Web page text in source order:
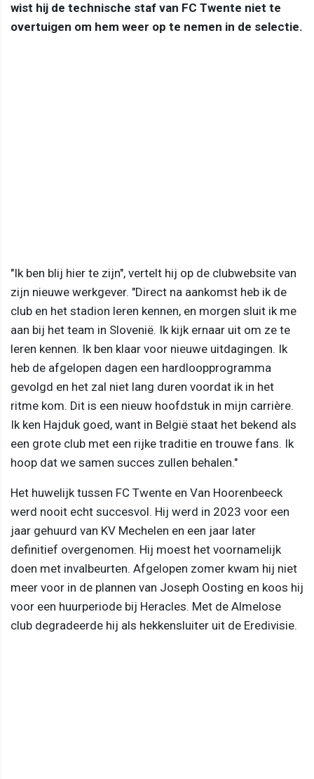
wist hij de technische staf van FC Twente niet te
overtuigen om hem weer op te nemen in de selectie.
"Ik ben blij hier te zijn", vertelt hij op de clubwebsite van
zijn nieuwe werkgever. "Direct na aankomst heb ik de
club en het stadion leren kennen, en morgen sluit ik me
aan bij het team in Slovenië. Ik kijk ernaar uit om ze te
leren kennen. Ik ben klaar voor nieuwe uitdagingen. Ik
heb de afgelopen dagen een hardloopprogramma
gevolgd en het zal niet lang duren voordat ik in het
ritme kom. Dit is een nieuw hoofdstuk in mijn carrière.
Ik ken Hajduk goed, want in België staat het bekend als
een grote club met een rijke traditie en trouwe fans. Ik
hoop dat we samen succes zullen behalen."
Het huwelijk tussen FC Twente en Van Hoorenbeeck
werd nooit echt succesvol. Hij werd in 2023 voor een
jaar gehuurd van KV Mechelen en een jaar later
definitief overgenomen. Hij moest het voornamelijk
doen met invalbeurten. Afgelopen zomer kwam hij niet
meer voor in de plannen van Joseph Oosting en koos hij
voor een huurperiode bij Heracles. Met de Almelose
club degradeerde hij als hekkensluiter uit de Eredivisie.